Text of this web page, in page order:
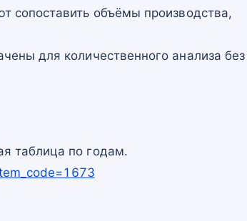
сопоставить объёмы производства,
для количественного анализа без
таблица по годам.